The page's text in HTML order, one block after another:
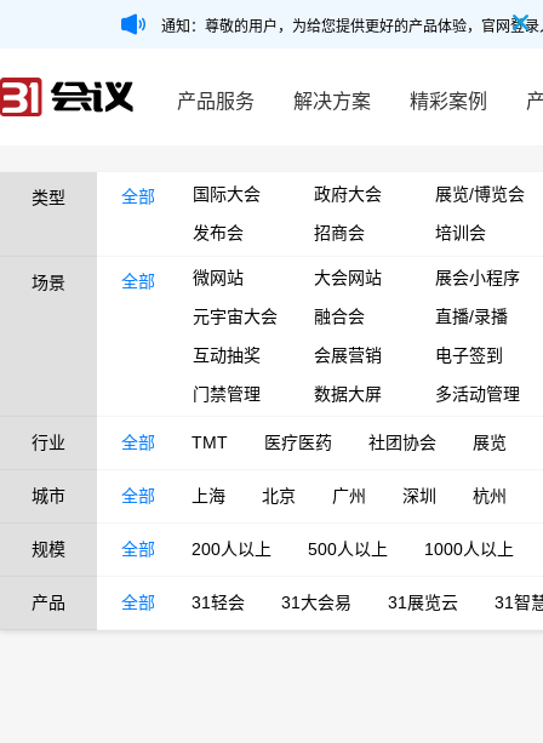
通知：尊敬的用户，为给您提供更好的产品体验，官网登
产品服务 解决方案 精彩案例
类型 全部 国际大会 政府大会
展览/博览会
发布会
招商会 培训会
场景 全部 微网站 大会网站
展会小程序
元宇宙大会
融合会
直播/录播
互动抽奖
会展营销
电子签到
门禁管理
数据大屏 多活动管理
行业 全部 TMT 医疗医药 社团协会 展览
城市 全部 上海 北京 广州 深圳 杭州
规模 全部 200人以上 500人以上 1000人以上
产品 全部 31轻会 31大会易 31展览云 31智